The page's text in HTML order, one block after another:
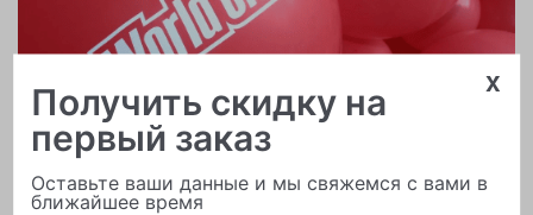
x
Получить скидку на
первый заказ
Оставьте ваши данные и мы свяжемся с вами в
ближайшее время